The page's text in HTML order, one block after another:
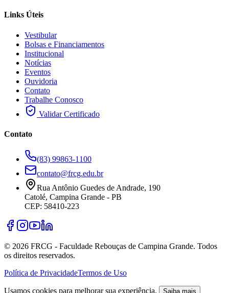
Links Úteis
Vestibular
Bolsas e Financiamentos
Institucional
Notícias
Eventos
Ouvidoria
Contato
Trabalhe Conosco
Validar Certificado
Contato
(83) 99863-1100
contato@frcg.edu.br
Rua Antônio Guedes de Andrade, 190
Catolé, Campina Grande - PB
CEP: 58410-223
© 2026 FRCG - Faculdade Rebouças de Campina Grande. Todos
os direitos reservados.
Política de PrivacidadeTermos de Uso
Usamos cookies para melhorar sua experiência. Saiba mais